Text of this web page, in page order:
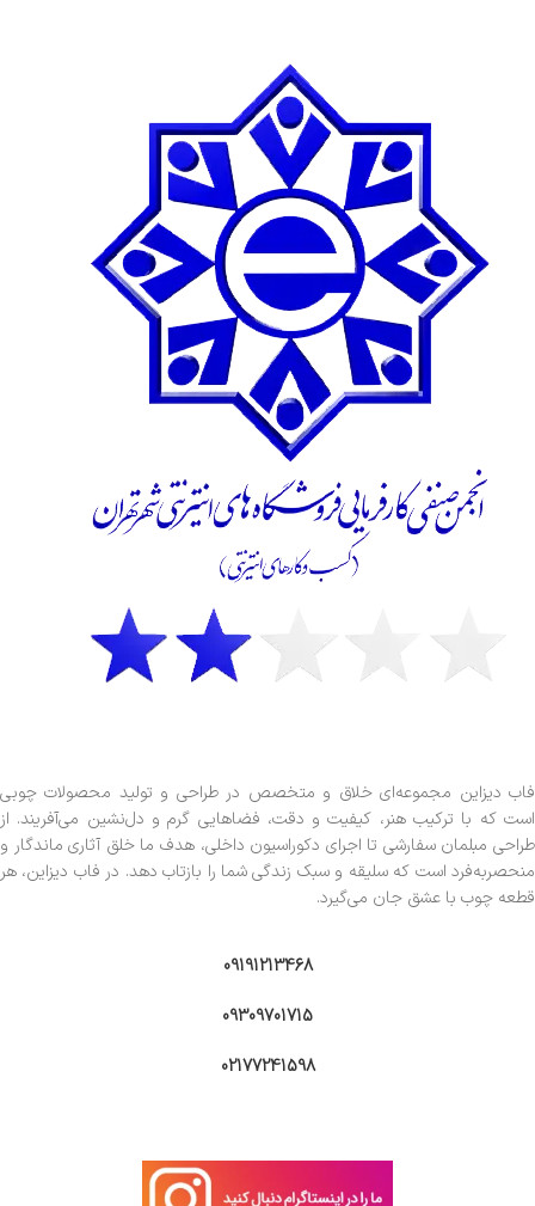
فاب دیزاین مجموعه‌ای خلاق و متخصص در طراحی و تولید محصولات چوبی
است که با ترکیب هنر، کیفیت و دقت، فضاهایی گرم و دل‌نشین می‌آفریند. از
طراحی مبلمان سفارشی تا اجرای دکوراسیون داخلی، هدف ما خلق آثاری ماندگار و
منحصربه‌فرد است که سلیقه و سبک زندگی شما را بازتاب دهد. در فاب دیزاین، هر
قطعه چوب با عشق جان می‌گیرد.
09191213468
09309701715
02177241598